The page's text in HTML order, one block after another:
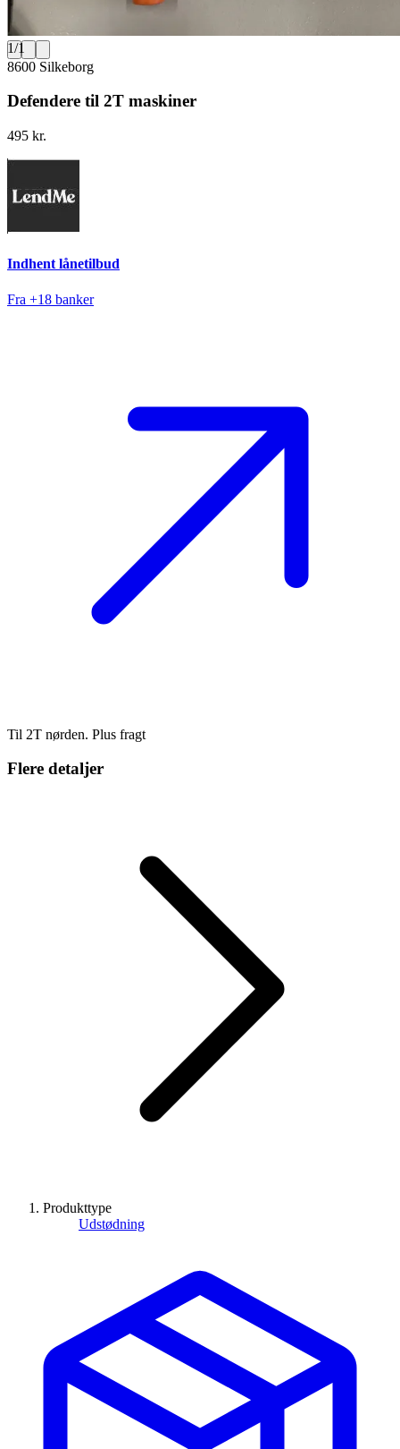
1/1
8600 Silkeborg
Defendere til 2T maskiner
495 kr.
Indhent lånetilbud
Fra +18 banker
Til 2T nørden. Plus fragt
Flere detaljer
Produkttype
Udstødning